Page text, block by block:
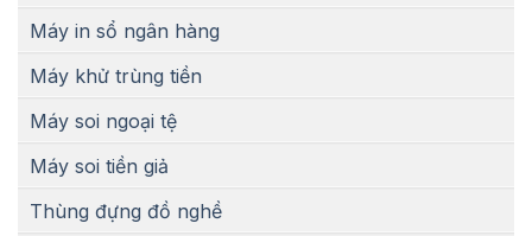
Máy in sổ ngân hàng
Máy khử trùng tiền
Máy soi ngoại tệ
Máy soi tiền giả
Thùng đựng đồ nghề